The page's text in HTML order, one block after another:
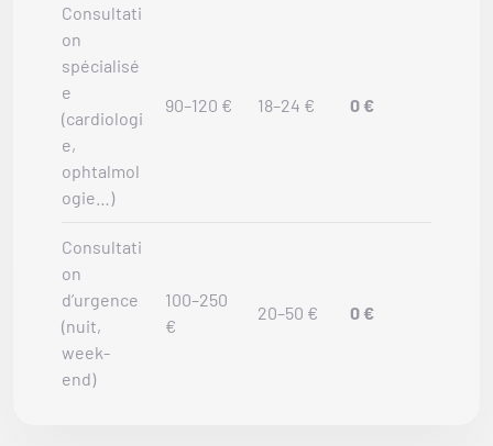
Consultati
on
spécialisé
e
(cardiologi
e,
ophtalmol
ogie…)
90–120 € 18–24 € 0 €
Consultati
on
d’urgence
(nuit,
week-
end)
100–250
€
20–50 € 0 €